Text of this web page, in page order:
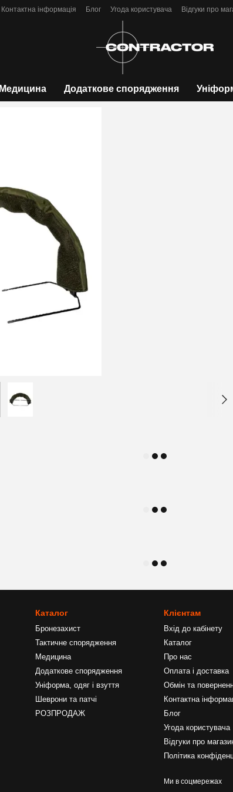
Контактна інформація Блог Угода користувача
Відгуки про
Медицина Додаткове спорядження
Каталог
Бронезахист
Тактичне спорядження
Медицина
Додаткове спорядження
Уніформа, одяг і взуття
Шеврони та патчі
РОЗПРОДАЖ
Клієнтам
Вхід до кабінету
Каталог
Про нас
Оплата і доставка
Обмін та
Контактна
Блог
Угода користувача
Відгуки про
Політика
Ми в соцмережах